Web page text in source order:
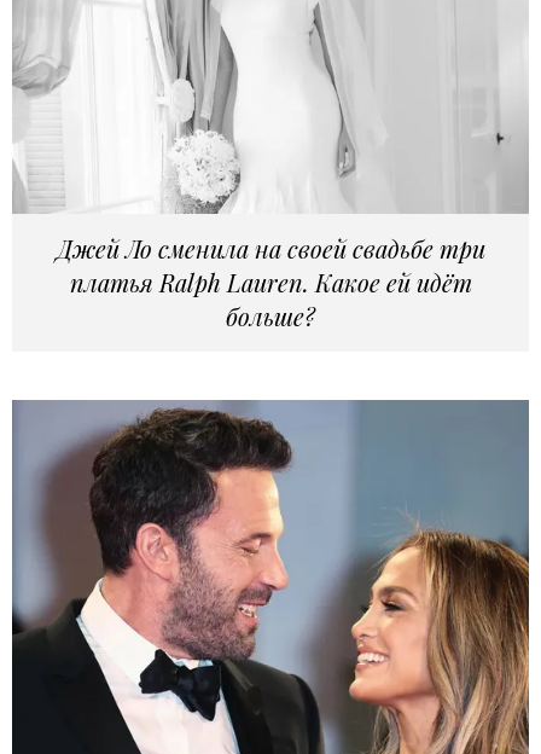
Джей Ло сменила на своей свадьбе три
платья Ralph Lauren. Какое ей идёт
больше?